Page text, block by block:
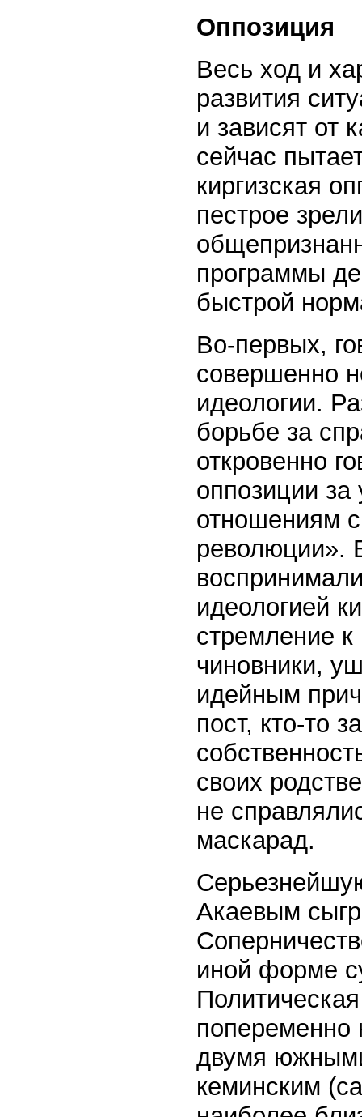
Оппозиция
Весь ход и
развития
и зависят от
сейчас
киргизская
пестрое
программы
быстрой
Во-первых,
совершенно
идеологии.
борьбе за
откровенно
оппозиции
отношениям
революции».
идеологией
стремление
чиновники,
идейным
пост, кто-то
своих
не
маскарад.
Акаевым
иной форме
попеременно
двумя
кеминским